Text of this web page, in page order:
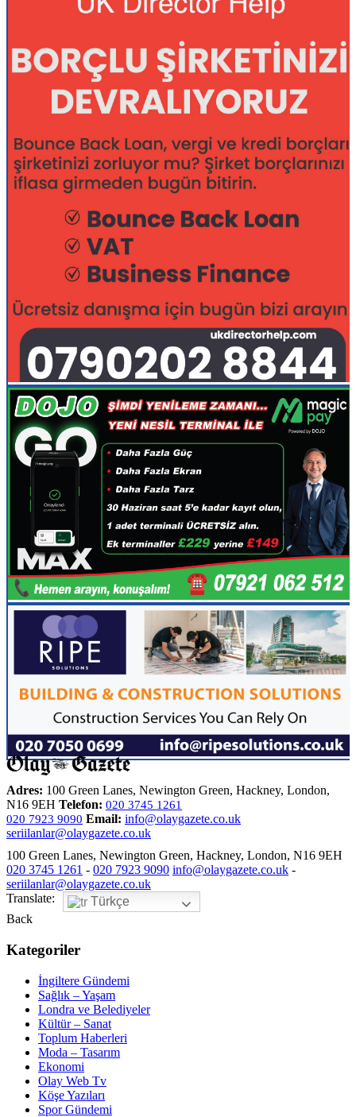
Adres: 100 Green Lanes, Newington Green, Hackney, London,
N16 9EH Telefon: 020 3745 1261
020 7923 9090 Email: info@olaygazete.co.uk
seriilanlar@olaygazete.co.uk
100 Green Lanes, Newington Green, Hackney, London, N16 9EH
020 3745 1261 - 020 7923 9090 info@olaygazete.co.uk -
seriilanlar@olaygazete.co.uk
Translate:
Türkçe
Back
Kategoriler
İngiltere Gündemi
Sağlık – Yaşam
Londra ve Belediyeler
Kültür – Sanat
Toplum Haberleri
Moda – Tasarım
Ekonomi
Olay Web Tv
Köşe Yazıları
Spor Gündemi